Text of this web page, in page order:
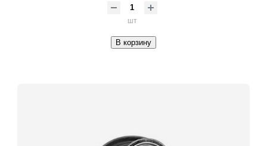
шт
В корзину